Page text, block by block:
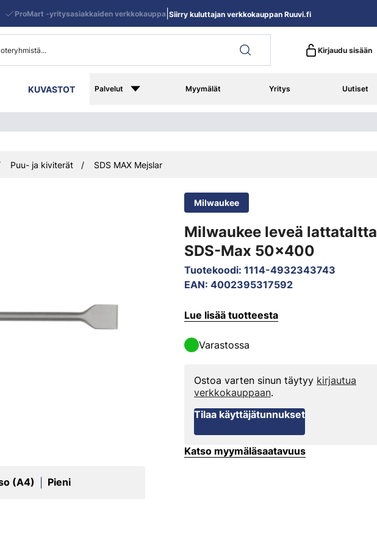
Kirjaudu sisään
KUVASTOT Palvelut Myymälät Yritys Uutiset
ProMart -yritysasiakkaiden verkkokauppa| Siirry kuluttajan verkkokauppan Ruuvi.fi
Puu- ja kiviterät SDS MAX Mejslar
Milwaukee
Milwaukee leveä lattataltta
SDS-Max 50x400
Tuotekoodi: 1114-4932343743
EAN: 4002395317592
(A4) Pieni
Lue lisää tuotteesta
Varastossa
Ostoa varten sinun täytyy kirjautua
verkkokauppaan.
Tilaa käyttäjätunnukset
Katso myymäläsaatavuus